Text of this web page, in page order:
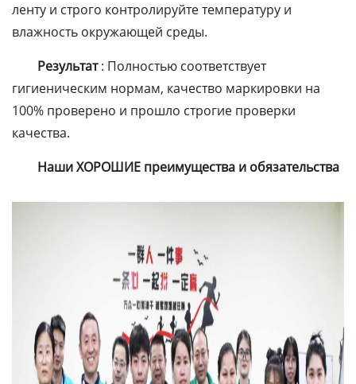
ленту и строго контролируйте температуру и
влажность окружающей среды.
Результат: Полностью соответствует
гигиеническим нормам, качество маркировки на
100% проверено и прошло строгие проверки
качества.
НашиХОРОШИЕ преимущества и обязательства